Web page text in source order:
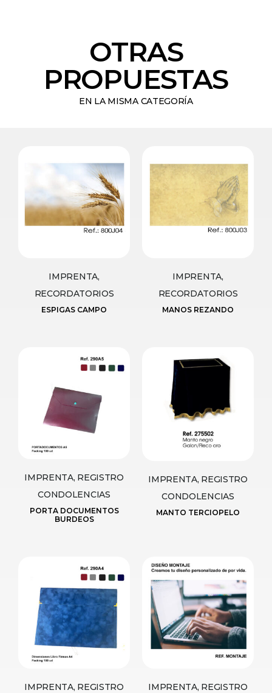
OTRAS
PROPUESTAS
EN LA MISMA CATEGORÍA
IMPRENTA,
RECORDATORIOS
ESPIGAS CAMPO
IMPRENTA,
RECORDATORIOS
MANOS REZANDO
IMPRENTA, REGISTRO
CONDOLENCIAS
PORTA DOCUMENTOS
BURDEOS
IMPRENTA, REGISTRO
CONDOLENCIAS
MANTO TERCIOPELO
IMPRENTA, REGISTRO
IMPRENTA, REGISTRO